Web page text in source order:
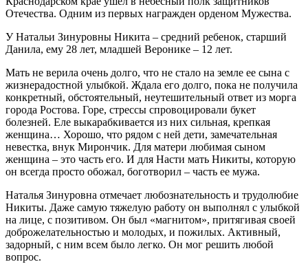
Отечества. Одним из первых награжден орденом Мужества.
У Натальи Зинуровны Никита – средний ребенок, старший
Данила, ему 28 лет, младшей Веронике – 12 лет.
Мать не верила очень долго, что не стало на земле ее сына с
жизнерадостной улыбкой. Ждала его долго, пока не получила
конкретный, обстоятельный, неутешительный ответ из морга
города Ростова. Горе, стрессы спровоцировали букет
болезней. Еле выкарабкивается из них сильная, крепкая
женщина… Хорошо, что рядом с ней дети, замечательная
невестка, внук Мирончик. Для матери любимая сыном
женщина – это часть его. И для Насти мать Никиты, которую
он всегда просто обожал, боготворил – часть ее мужа.
Наталья Зинуровна отмечает любознательность и трудолюбие
Никиты. Даже самую тяжелую работу он выполнял с улыбкой
на лице, с позитивом. Он был «магнитом», притягивая своей
доброжелательностью и молодых, и пожилых. Активный,
задорный, с ним всем было легко. Он мог решить любой
вопрос.